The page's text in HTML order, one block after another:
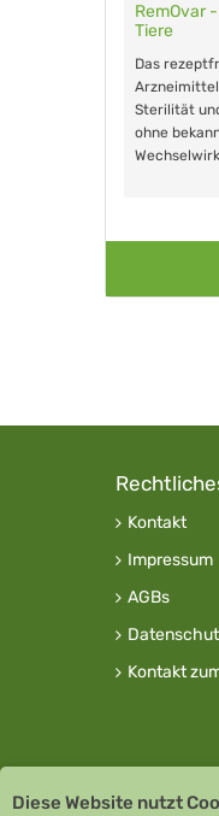
RemOvar
Tiere
Das
Sterilität
ohne
Kontakt
Impressum
AGBs
Kontakt
Copyright
Diese Website nutzt